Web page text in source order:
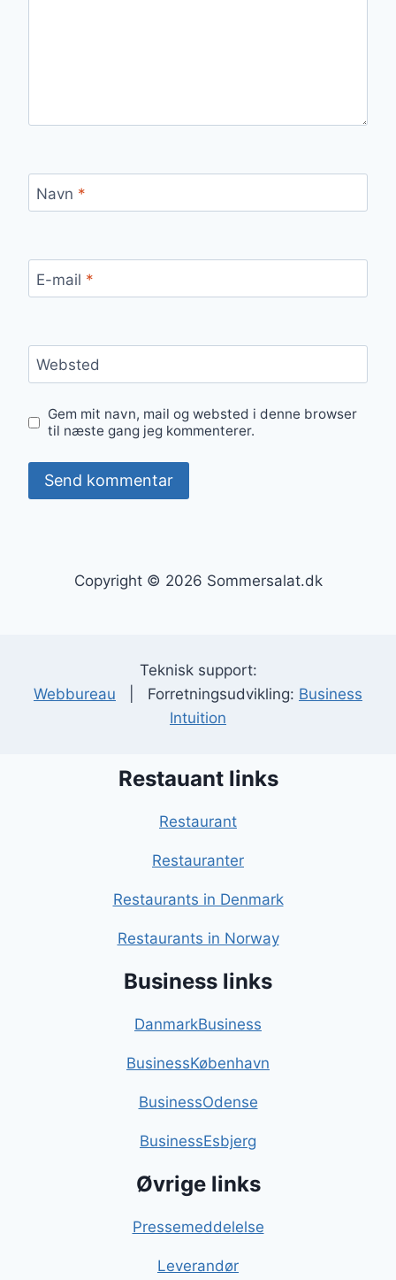
Navn *
E-mail *
Websted
Gem mit navn, mail og websted i denne browser
til næste gang jeg kommenterer.
Copyright © 2026 Sommersalat.dk
Teknisk support:
Webbureau | Forretningsudvikling: Business
Intuition
Restauant links
Restaurant
Restauranter
Restaurants in Denmark
Restaurants in Norway
Business links
DanmarkBusiness
BusinessKøbenhavn
BusinessOdense
BusinessEsbjerg
Øvrige links
Pressemeddelelse
Leverandør